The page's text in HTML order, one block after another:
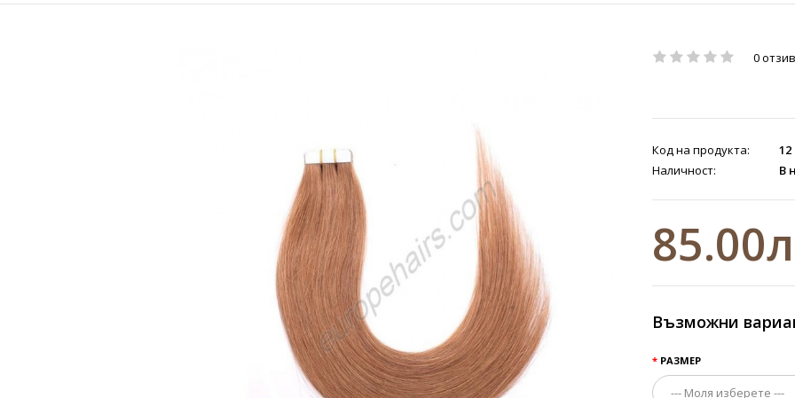
0
Код на продукта:
12
Наличност:
В
Възможни
РАЗМЕР